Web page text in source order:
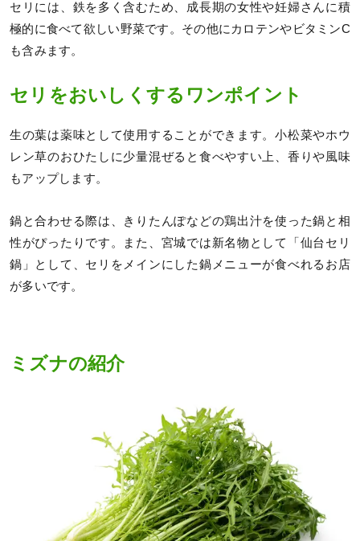
セリには、鉄を多く含むため、成長期の女性や妊婦さんに積
極的に食べて欲しい野菜です。その他にカロテンやビタミンC
も含みます。
セリをおいしくするワンポイント
生の葉は薬味として使用することができます。小松菜やホウ
レン草のおひたしに少量混ぜると食べやすい上、香りや風味
もアップします。
鍋と合わせる際は、きりたんぽなどの鶏出汁を使った鍋と相
性がぴったりです。また、宮城では新名物として「仙台セリ
鍋」として、セリをメインにした鍋メニューが食べれるお店
が多いです。
ミズナの紹介